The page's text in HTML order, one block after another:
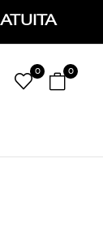
0 0